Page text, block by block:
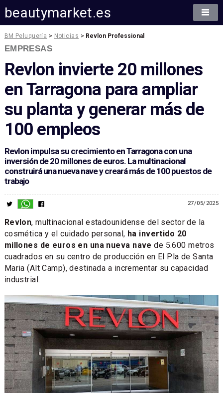
beautymarket.es
BM Peluquería > Noticias > Revlon Professional
EMPRESAS
Revlon invierte 20 millones
en Tarragona para ampliar
su planta y generar más de
100 empleos
Revlon impulsa su crecimiento en Tarragona con una
inversión de 20 millones de euros. La multinacional
construirá una nueva nave y creará más de 100 puestos de
trabajo
27/05/2025
Revlon, multinacional estadounidense del sector de la
cosmética y el cuidado personal, ha invertido 20
millones de euros en una nueva navede 5.600 metros
cuadrados en su centro de producción en El Pla de Santa
Maria (Alt Camp), destinada a incrementar su capacidad
industrial.